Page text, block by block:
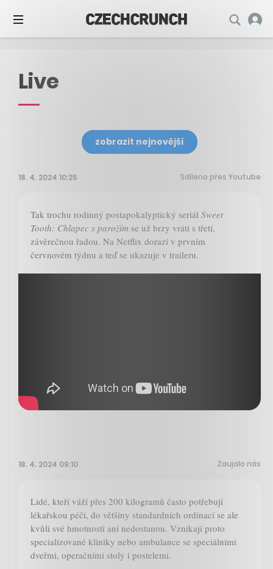
Live
zobrazit nejnovější
18. 4. 2024 10:25 Sdíleno přes Youtube
Tak trochu rodinný postapokalyptický seriál Sweet
Tooth: Chlapec s parožím se už brzy vrátí s třetí,
závěrečnou řadou. Na Netflix dorazí v prvním
červnovém týdnu a teď se ukazuje v traileru.
18. 4. 2024 09:10 Zaujalo nás
Lidé, kteří váží přes 200 kilogramů často potřebují
lékařskou péči, do většiny standardních ordinací se ale
kvůli své hmotnosti ani nedostanou. Vznikají proto
specializované kliniky nebo ambulance se speciálními
dveřmi, operačními stoly i postelemi.